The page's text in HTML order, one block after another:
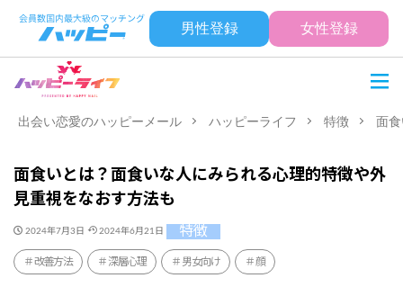
男性登録 女性登録
出会い恋愛のハッピーメール ハッピーライフ 特徴 面
面食いとは？面食いな人にみられる心理的特徴や外
見重視をなおす方法も
2024年7月3日 2024年6月21日 特徴
改善方法 深層心理 男女向け 顔